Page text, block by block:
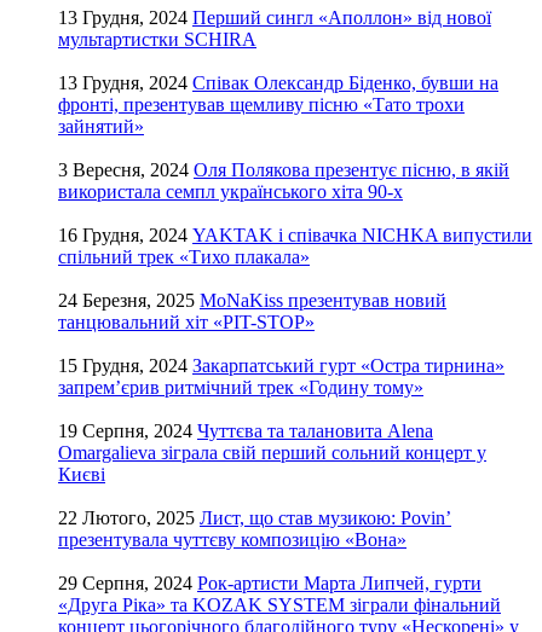
13 Грудня, 2024 Перший сингл «Аполлон» від нової
мультартистки SCHIRA
13 Грудня, 2024 Співак Олександр Біденко, бувши на
фронті, презентував щемливу пісню «Тато трохи
зайнятий»
3 Вересня, 2024 Оля Полякова презентує пісню, в якій
використала семпл українського хіта 90-х
16 Грудня, 2024 YAKTAK і співачка NICHKA випустили
спільний трек «Тихо плакала»
24 Березня, 2025 MoNaKiss презентував новий
танцювальний хіт «PIT-STOP»
15 Грудня, 2024 Закарпатський гурт «Остра тирнина»
запрем’єрив ритмічний трек «Годину тому»
19 Серпня, 2024 Чуттєва та талановита Alena
Omargalieva зіграла свій перший сольний концерт у
Києві
22 Лютого, 2025 Лист, що став музикою: Povin’
презентувала чуттєву композицію «Вона»
29 Серпня, 2024 Рок-артисти Марта Липчей, гурти
«Друга Ріка» та KOZAK SYSTEM зіграли фінальний
концерт цьогорічного благодійного туру «Нескорені» у